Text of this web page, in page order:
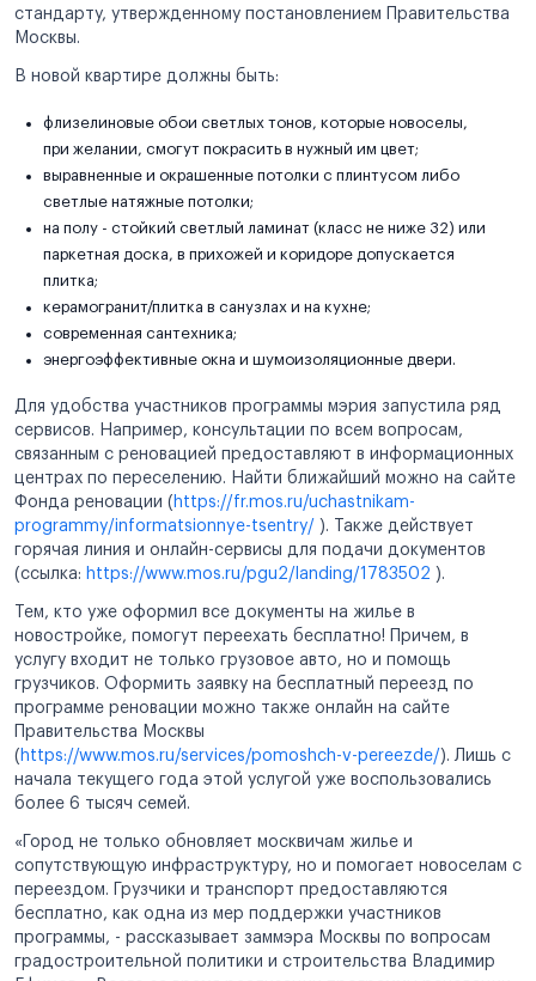
стандарту, утвержденному постановлением Правительства
Москвы.
В новой квартире должны быть:
флизелиновые обои светлых тонов, которые новоселы,
при желании, смогут покрасить в нужный им цвет;
выравненные и окрашенные потолки с плинтусом либо
светлые натяжные потолки;
на полу - стойкий светлый ламинат (класс не ниже 32) или
паркетная доска, в прихожей и коридоре допускается
плитка;
керамогранит/плитка в санузлах и на кухне;
современная сантехника;
энергоэффективные окна и шумоизоляционные двери.
Для удобства участников программы мэрия запустила ряд
сервисов. Например, консультации по всем вопросам,
связанным с реновацией предоставляют в информационных
центрах по переселению. Найти ближайший можно на сайте
Фонда реновации ( https://fr.mos.ru/uchastnikam-
programmy/informatsionnye-tsentry/ ). Также действует
горячая линия и онлайн-сервисы для подачи документов
(ссылка: https://www.mos.ru/pgu2/landing/1783502 ).
Тем, кто уже оформил все документы на жилье в
новостройке, помогут переехать бесплатно! Причем, в
услугу входит не только грузовое авто, но и помощь
грузчиков. Оформить заявку на бесплатный переезд по
программе реновации можно также онлайн на сайте
Правительства Москвы
( https://www.mos.ru/services/pomoshch-v-pereezde/ ). Лишь с
начала текущего года этой услугой уже воспользовались
более 6 тысяч семей.
«Город не только обновляет москвичам жилье и
сопутствующую инфраструктуру, но и помогает новоселам с
переездом. Грузчики и транспорт предоставляются
бесплатно, как одна из мер поддержки участников
программы, - рассказывает заммэра Москвы по вопросам
градостроительной политики и строительства Владимир